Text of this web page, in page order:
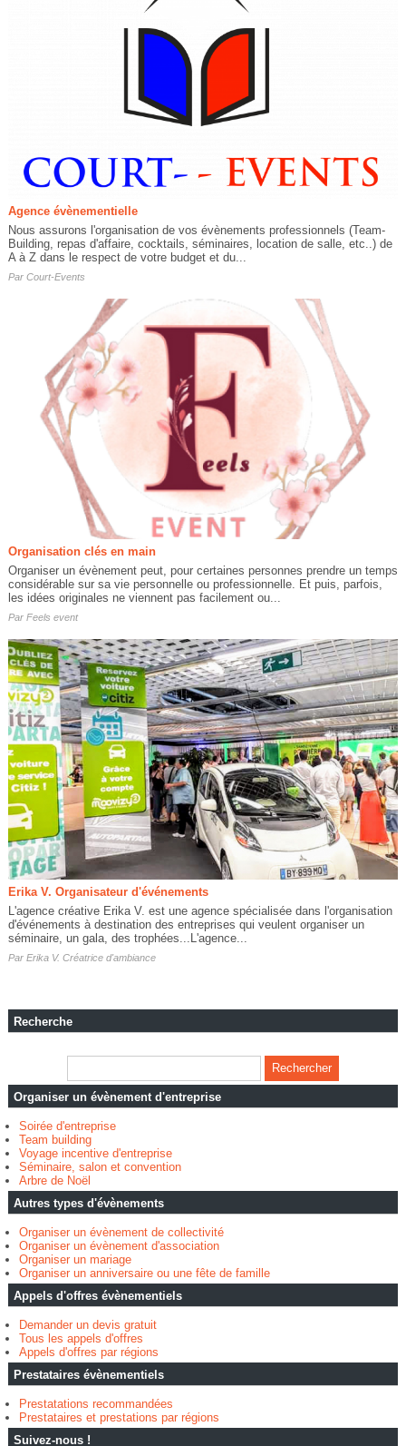
Agence évènementielle
Nous assurons l'organisation de vos évènements professionnels (Team-
Building, repas d'affaire, cocktails, séminaires, location de salle, etc..) de
A à Z dans le respect de votre budget et du...
Par Court-Events
Organisation clés en main
Organiser un évènement peut, pour certaines personnes prendre un temps
considérable sur sa vie personnelle ou professionnelle. Et puis, parfois,
les idées originales ne viennent pas facilement ou...
Par Feels event
Erika V. Organisateur d'événements
L'agence créative Erika V. est une agence spécialisée dans l'organisation
d'événements à destination des entreprises qui veulent organiser un
séminaire, un gala, des trophées...L'agence...
Par Erika V. Créatrice d'ambiance
Recherche
Organiser un évènement d'entreprise
Soirée d'entreprise
Team building
Voyage incentive d'entreprise
Séminaire, salon et convention
Arbre de Noël
Autres types d'évènements
Organiser un évènement de collectivité
Organiser un évènement d'association
Organiser un mariage
Organiser un anniversaire ou une fête de famille
Appels d'offres évènementiels
Demander un devis gratuit
Tous les appels d'offres
Appels d'offres par régions
Prestataires évènementiels
Prestatations recommandées
Prestataires et prestations par régions
Suivez-nous !